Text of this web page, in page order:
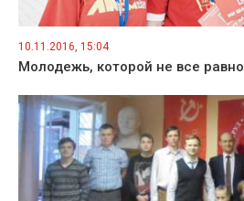
10.11.2016, 15:04
Молодежь, которой не все равно